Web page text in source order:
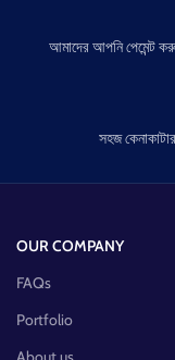
আমাদের আপনি পেমেন্ট
সহজ
OUR COMPANY
FAQs
Portfolio